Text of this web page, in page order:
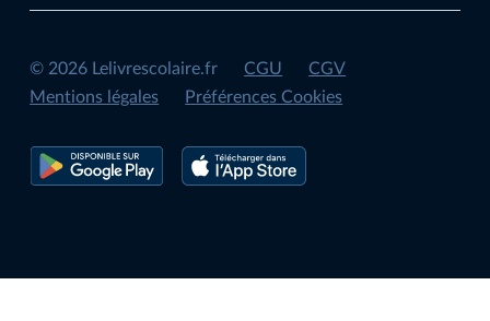
©2026 Lelivrescolaire.fr CGU
CGV
Mentions légales
Préférences Cookies